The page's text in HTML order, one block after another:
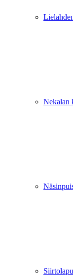
Nekalan